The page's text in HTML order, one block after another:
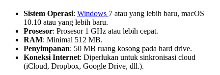
Sistem Operasi: Windows 7 atau yang lebih baru, macOS
10.10 atau yang lebih baru.
Prosesor: Prosesor 1 GHz atau lebih cepat.
RAM: Minimal 512 MB.
Penyimpanan: 50 MB ruang kosong pada hard drive.
Koneksi Internet: Diperlukan untuk sinkronisasi cloud
(iCloud, Dropbox, Google Drive, dll.).